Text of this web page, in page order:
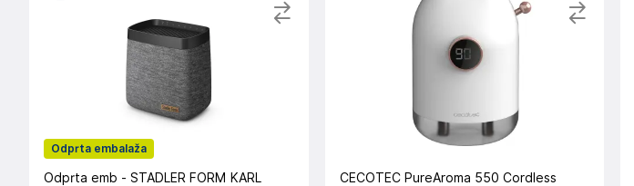
Odprta embalaža
Odprta emb - STADLER FORM KARL
CECOTEC PureAroma 550 Cordless